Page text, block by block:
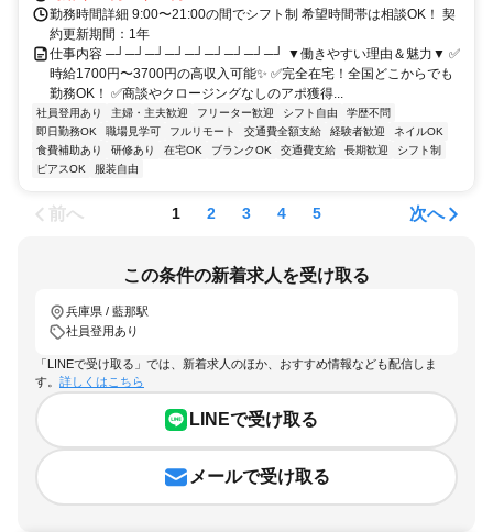
勤務時間詳細 9:00〜21:00の間でシフト制 希望時間帯は相談OK！ 契
約更新期間：1年
仕事内容 ─┘─┘─┘─┘─┘─┘─┘─┘─┘ ▼働きやすい理由＆魅力▼ ✅
時給1700円〜3700円の高収入可能✨ ✅完全在宅！全国どこからでも
勤務OK！ ✅商談やクロージングなしのアポ獲得...
社員登用あり 主婦・主夫歓迎 フリーター歓迎 シフト自由
学歴不問
即日勤務OK
職場見学可 フルリモート 交通費全額支給 経験者歓迎
ネイルOK
食費補助あり
研修あり 在宅OK ブランクOK 交通費支給 長期歓迎
シフト制
ピアスOK
服装自由
前へ 1 2 3 4 5 次へ
この条件の新着求人を受け取る
兵庫県 / 藍那駅
社員登用あり
「LINEで受け取る」では、新着求人のほか、おすすめ情報なども配信しま
す。 詳しくはこちら
LINEで受け取る
メールで受け取る